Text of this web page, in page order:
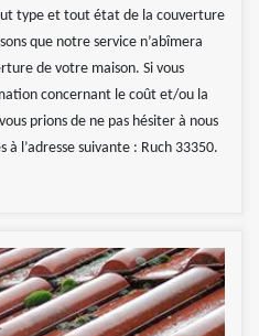
type et tout état de la couverture
que notre service n’abîmera
de votre maison. Si vous
concernant le coût et/ou la
prions de ne pas hésiter à nous
l’adresse suivante : Ruch 33350.